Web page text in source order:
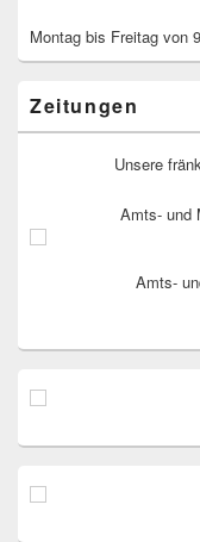
Montag bis Freitag von
Zeitungen
Unsere
Amts- und
Amts-